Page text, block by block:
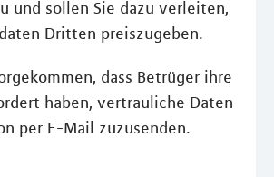
und sollen Sie dazu verleiten,
Dritten preiszugeben.
dass Betrüger ihre
haben, vertrauliche Daten
per E-Mail zuzusenden.